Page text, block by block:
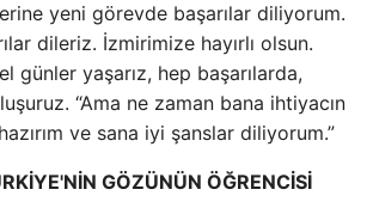
yeni görevde başarılar diliyorum.
dileriz. İzmirimize hayırlı olsun.
günler yaşarız, hep başarılarda,
“Ama ne zaman bana ihtiyacın
ve sana iyi şanslar diliyorum.”
GÖZÜNÜN ÖĞRENCİSİ